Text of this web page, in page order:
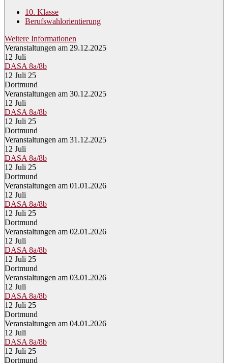
10. Klasse
Berufswahlorientierung
Weitere Informationen
Veranstaltungen am 29.12.2025
12 Juli
DASA 8a/8b
12 Juli 25
Dortmund
Veranstaltungen am 30.12.2025
12 Juli
DASA 8a/8b
12 Juli 25
Dortmund
Veranstaltungen am 31.12.2025
12 Juli
DASA 8a/8b
12 Juli 25
Dortmund
Veranstaltungen am 01.01.2026
12 Juli
DASA 8a/8b
12 Juli 25
Dortmund
Veranstaltungen am 02.01.2026
12 Juli
DASA 8a/8b
12 Juli 25
Dortmund
Veranstaltungen am 03.01.2026
12 Juli
DASA 8a/8b
12 Juli 25
Dortmund
Veranstaltungen am 04.01.2026
12 Juli
DASA 8a/8b
12 Juli 25
Dortmund